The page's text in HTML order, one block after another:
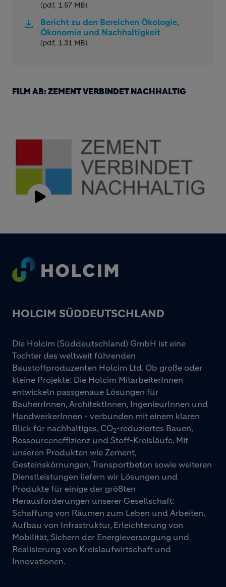
(pdf, 1.57 MB)
Bericht zu den Bereichen Ökologie,
Ökonomie und Nachhaltigkeit
(pdf, 1.31 MB)
FILM AB: ZEMENT VERBINDET NACHHALTIG
Video
Footer
HOLCIM SÜDDEUTSCHLAND
Die Holcim (Süddeutschland) GmbH ist eine
Tochter des weltweit führenden
Baustoffproduzenten Holcim Ltd. Ob große oder
kleine Projekte: Die Holcim MitarbeiterInnen
entwickeln passgenaue Lösungen für
BauherrInnen, ArchitektInnen, IngenieurInnen und
HandwerkerInnen - verbunden mit einem klaren
Blick für nachhaltiges, CO2-reduziertes Bauen,
Ressourceneffizienz und Stoff-Kreisläufe. Mit
unseren Produkten wie Zement,
Gesteinskörnungen, Transportbeton sowie weiteren
Dienstleistungen liefern wir Lösungen und
Produkte für einige der größten
Herausforderungen unserer Gesellschaft:
Schaffung von Räumen zum Leben und Arbeiten,
Aufbau von Infrastruktur, Erleichterung von
Mobilität, Sichern der Energieversorgung und
Realisierung von Kreislaufwirtschaft und
Innovationen.